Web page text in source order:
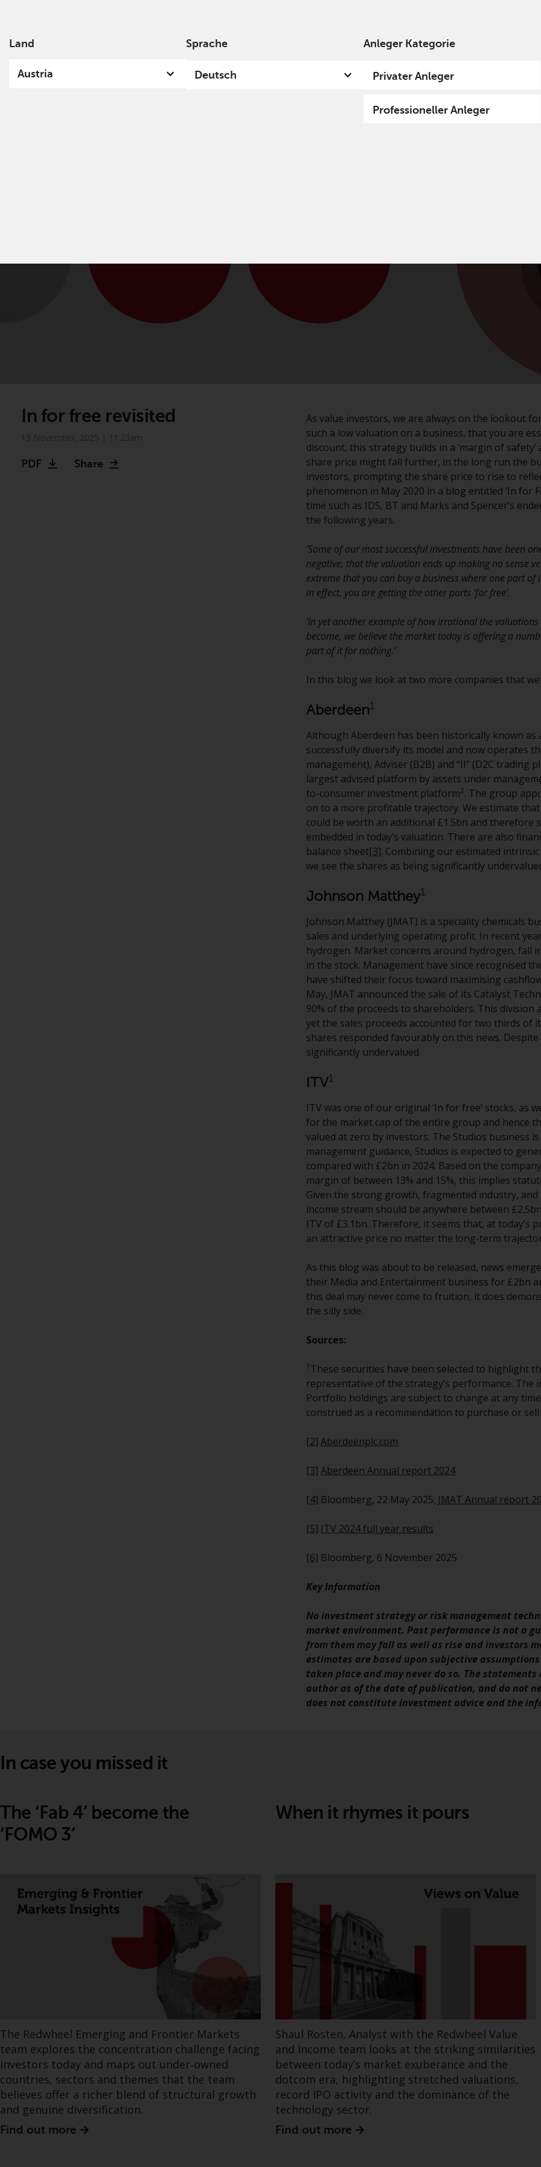
Land
Austria
Sprache
Deutsch
Anleger Kategorie
Privater Anleger
Professioneller Anleger
In for free revisited
PDF Share
As value investors, we are always on the lookout
such a low valuation on a business, that you are
discount, this strategy builds in a ‘margin of
share price might fall further, in the long run the
investors, prompting the share price to rise to
phenomenon in May 2020 in a blog entitled ‘In for
time such as IDS, BT and Marks and Spencer’s
the following years.
‘Some of our most successful investments have been
negative, that the valuation ends up making no sense
extreme that you can buy a business where one part
in effect, you are getting the other parts ‘for free’.
‘In yet another example of how irrational the
become, we believe the market today is offering a
part of it for nothing.’
In this blog we look at two more companies that we
Aberdeen1
Although Aberdeen has been historically known
successfully diversify its model and now operates
management), Adviser (B2B) and “II” (D2C trading
largest advised platform by assets under
to-consumer investment platform2. The group
on to a more profitable trajectory. We estimate
could be worth an additional £1.5bn and
embedded in today’s valuation. There are also
balance sheet[3]. Combining our estimated
we see the shares as being significantly
Johnson Matthey1
Johnson Matthey (JMAT) is a speciality chemicals
sales and underlying operating profit. In recent
hydrogen. Market concerns around hydrogen, fall
in the stock. Management have since recognised
have shifted their focus toward maximising
May, JMAT announced the sale of its Catalyst
90% of the proceeds to shareholders. This
yet the sales proceeds accounted for two thirds
shares responded favourably on this news.
significantly undervalued.
ITV1
ITV was one of our original ‘In for free’ stocks, as
for the market cap of the entire group and hence
valued at zero by investors. The Studios business
management guidance, Studios is expected to
compared with £2bn in 2024. Based on the
margin of between 13% and 15%, this implies
Given the strong growth, fragmented industry,
income stream should be anywhere between
ITV of £3.1bn. Therefore, it seems that, at today’s
an attractive price no matter the long-term
As this blog was about to be released, news
their Media and Entertainment business for £2bn
this deal may never come to fruition, it does
the silly side.
Sources:
1 These securities have been selected to highlight
representative of the strategy’s performance.
Portfolio holdings are subject to change at any
construed as a recommendation to purchase or sell
[2] Aberdeenplc.com
[3] Aberdeen Annual report 2024
[4] Bloomberg, 22 May 2025; JMAT Annual report
[5] ITV 2024 full year results
[6] Bloomberg, 6 November 2025
Key Information
No investment strategy or risk management
market environment. Past performance is not a
from them may fall as well as rise and investors
estimates are based upon subjective
taken place and may never do so. The
author as of the date of publication, and do not
does not constitute investment advice and the
In case you missed it
The ‘Fab 4’ become the
‘FOMO 3’
The Redwheel Emerging and Frontier Markets
team explores the concentration challenge facing
investors today and maps out under‑owned
countries, sectors and themes that the team
believes offer a richer blend of structural growth
and genuine diversification.
Find out more
When it rhymes it pours
Shaul Rosten, Analyst with the Redwheel Value
and Income team looks at the striking similarities
between today’s market exuberance and the
dotcom era, highlighting stretched valuations,
record IPO activity and the dominance of the
technology sector.
Find out more